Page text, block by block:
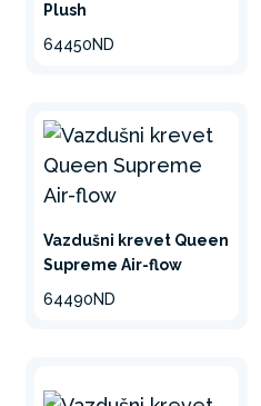
Plush
64450ND
Vazdušni krevet Queen
Supreme Air-flow
64490ND